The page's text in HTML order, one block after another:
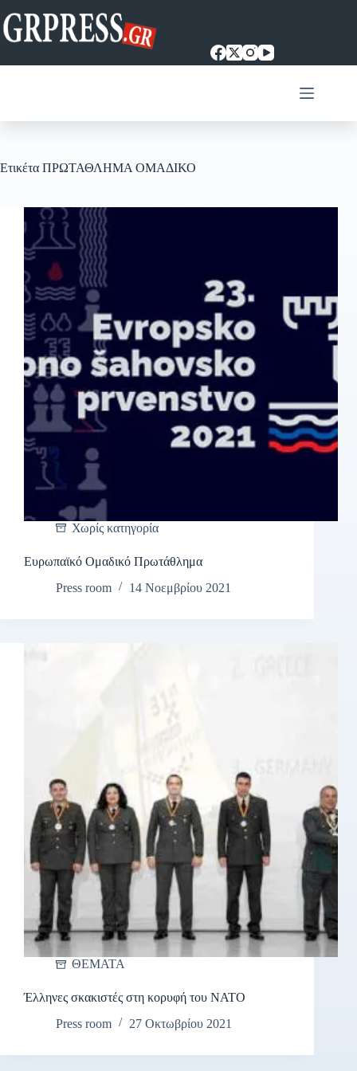
στο
περιεχόμενο
Ετικέτα ΠΡΩΤΑΘΛΗΜΑ ΟΜΑΔΙΚΟ
Χωρίς κατηγορία
Ευρωπαϊκό Ομαδικό Πρωτάθλημα
Press room
14 Νοεμβρίου 2021
ΘΕΜΑΤΑ
Έλληνες σκακιστές στη κορυφή του ΝΑΤΟ
Press room
27 Οκτωβρίου 2021